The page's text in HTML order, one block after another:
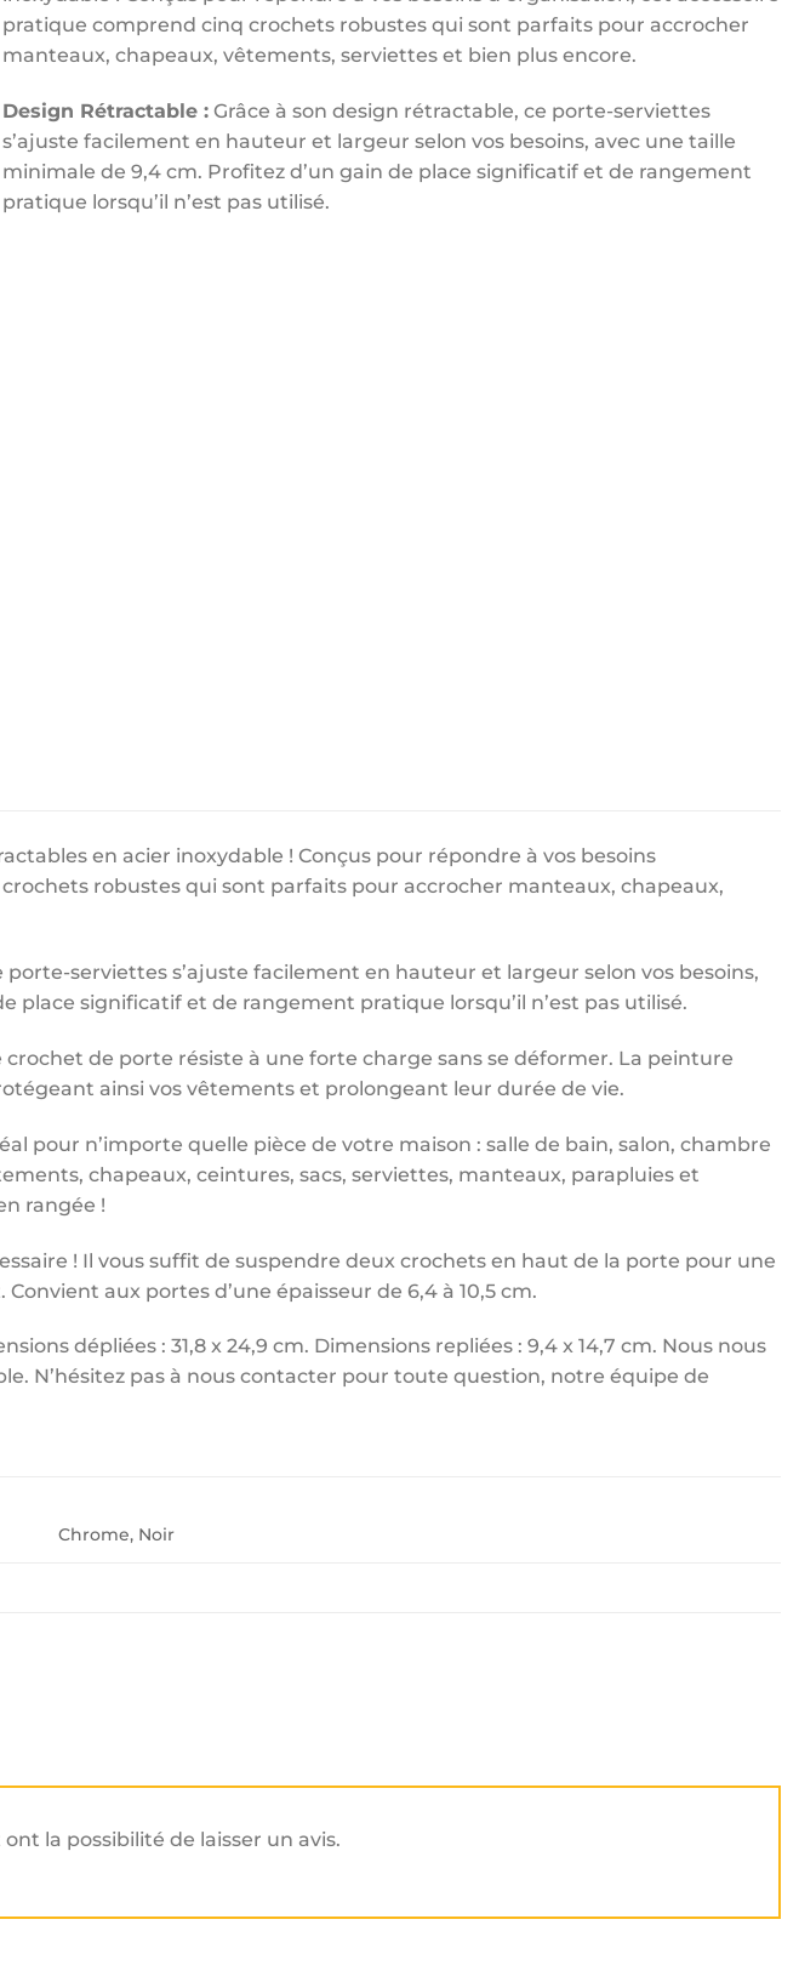
pratique comprend cinq crochets robustes qui sont parfaits pour accrocher
manteaux, chapeaux, vêtements, serviettes et bien plus encore.
Design Rétractable : Grâce à son design rétractable, ce porte-serviettes
s’ajuste facilement en hauteur et largeur selon vos besoins, avec une taille
minimale de 9,4 cm. Profitez d’un gain de place significatif et de rangement
pratique lorsqu’il n’est pas utilisé.
en acier inoxydable ! Conçus pour répondre à vos besoins
robustes qui sont parfaits pour accrocher manteaux, chapeaux,
porte-serviettes s’ajuste facilement en hauteur et largeur selon vos besoins,
place significatif et de rangement pratique lorsqu’il n’est pas utilisé.
de porte résiste à une forte charge sans se déformer. La peinture
ainsi vos vêtements et prolongeant leur durée de vie.
pour n’importe quelle pièce de votre maison : salle de bain, salon, chambre
chapeaux, ceintures, sacs, serviettes, manteaux, parapluies et
rangée !
! Il vous suffit de suspendre deux crochets en haut de la porte pour une
aux portes d’une épaisseur de 6,4 à 10,5 cm.
dépliées : 31,8 x 24,9 cm. Dimensions repliées : 9,4 x 14,7 cm. Nous nous
N’hésitez pas à nous contacter pour toute question, notre équipe de
Chrome, Noir
la possibilité de laisser un avis.